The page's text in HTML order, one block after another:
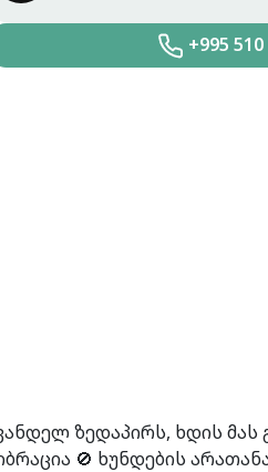
+995
ზედაპირს, ხდის
🚫 ხუნდების